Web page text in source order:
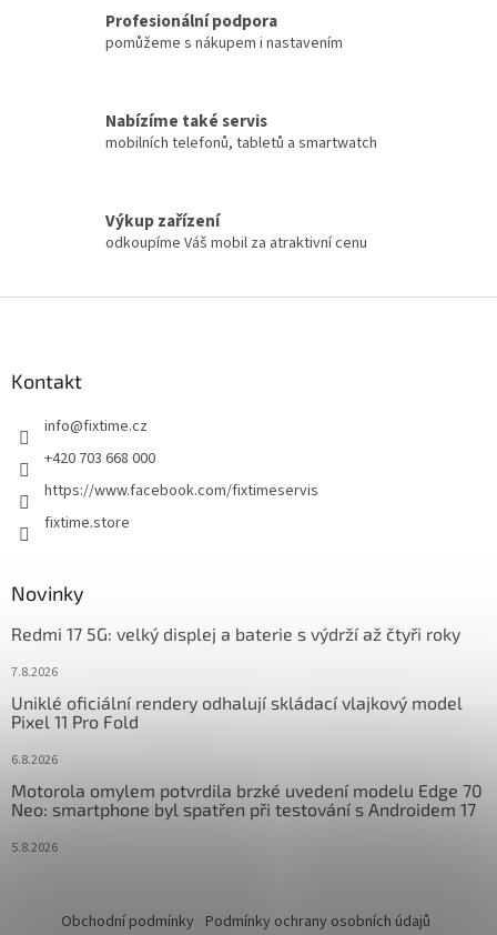
Profesionální podpora
pomůžeme s nákupem i nastavením
Nabízíme také servis
mobilních telefonů, tabletů a smartwatch
Výkup zařízení
odkoupíme Váš mobil za atraktivní cenu
Kontakt
info@fixtime.cz
+420 703 668 000
https://www.facebook.com/fixtimeservis
fixtime.store
Novinky
Redmi 17 5G: velký displej a baterie s výdrží až čtyři roky
7.8.2026
Uniklé oficiální rendery odhalují skládací vlajkový model
Pixel 11 Pro Fold
6.8.2026
Motorola omylem potvrdila brzké uvedení modelu Edge 70
Neo: smartphone byl spatřen při testování s Androidem 17
5.8.2026
Obchodní podmínky Podmínky ochrany osobních údajů